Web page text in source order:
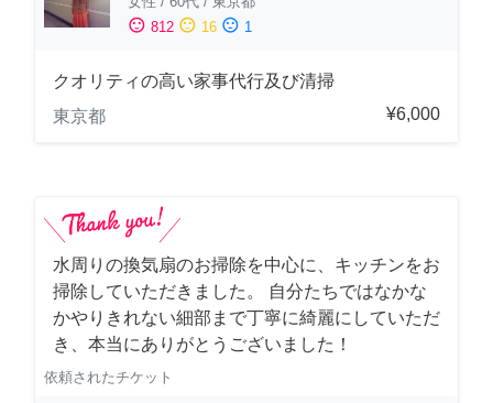
sentiment_satisfied 812 sentiment_neutral 16 sentiment_dissatisfied 1
クオリティの高い家事代行及び清掃
東京都
¥6,000
水周りの換気扇のお掃除を中心に、キッチンをお
掃除していただきました。 自分たちではなかな
かやりきれない細部まで丁寧に綺麗にしていただ
き、本当にありがとうございました！
依頼されたチケット